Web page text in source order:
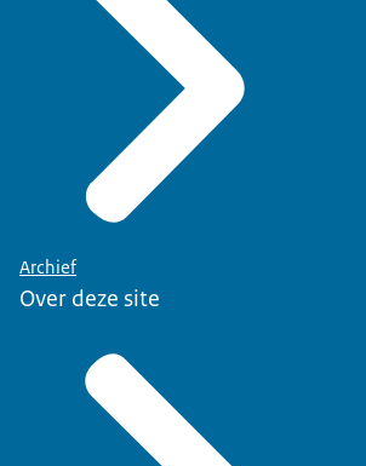
Archief
Over deze site